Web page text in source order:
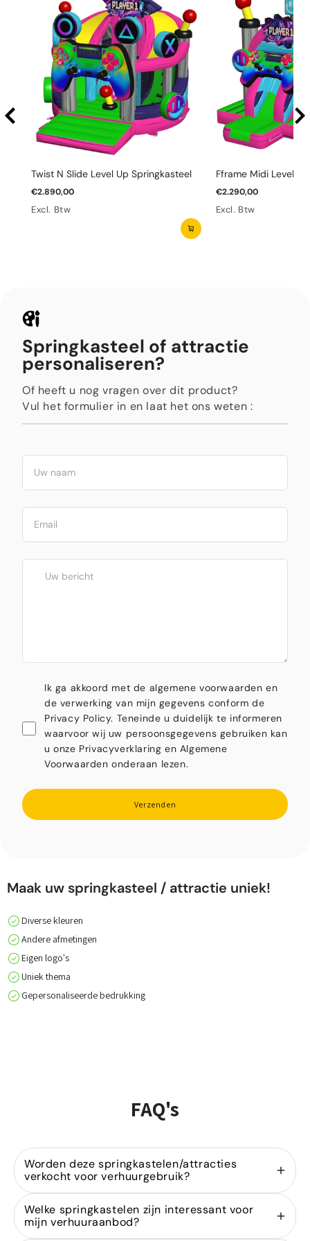
Twist N Slide Level Up Springkasteel
€2.890,00
Excl. Btw
Fframe Midi Level
€2.290,00
Excl. Btw
Springkasteel of attractie
personaliseren?
Of heeft u nog vragen over dit product?
Vul het formulier in en laat het ons weten :
Ik ga akkoord met de algemene voorwaarden en
de verwerking van mijn gegevens conform de
Privacy Policy. Teneinde u duidelijk te informeren
waarvoor wij uw persoonsgegevens gebruiken kan
u onze Privacyverklaring en Algemene
Voorwaarden onderaan lezen.
Verzenden
Maak uw springkasteel / attractie uniek!
Diverse kleuren
Andere afmetingen
Eigen logo's
Uniek thema
Gepersonaliseerde bedrukking
FAQ's
Worden deze springkastelen/attracties
verkocht voor verhuurgebruik?
Ja, wij zijn gespecialiseerd in de
springkastelenvoor verhuurders. Onze modellen
zijn ontworpen voor intensief gebruik binnen de
Welke springkastelen zijn interessant voor
mijn verhuuraanbod?